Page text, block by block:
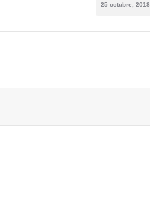
25 octubre, 2018